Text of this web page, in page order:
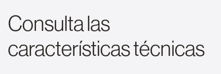
Consulta las
características técnicas